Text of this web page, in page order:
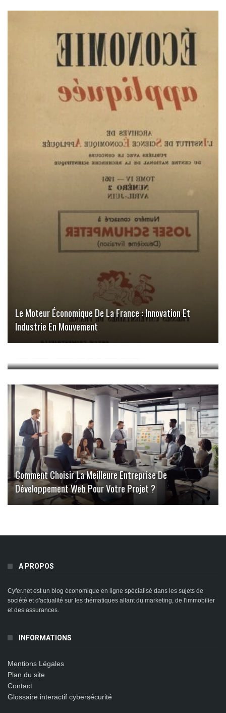
Le Moteur Économique De La France : Innovation Et
Industrie En Mouvement
Les Impôts Locaux : Comment Calculer Et Comprendre
Comment Choisir La Meilleure Entreprise De
Développement Web Pour Votre Projet ?
A PROPOS
Cyfer.net est un blog économique en ligne spécialisé dans les sujets de
société et d'actualité sur les thématiques allant du marketing, de l'immobilier
et des assurances.
INFORMATIONS
Mentions Légales
Plan du site
Contact
Glossaire interactif cybersécurité